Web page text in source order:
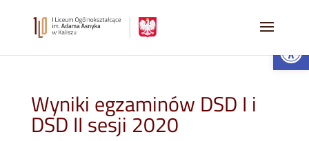
Wyniki egzaminów DSD I i
DSD II sesji 2020